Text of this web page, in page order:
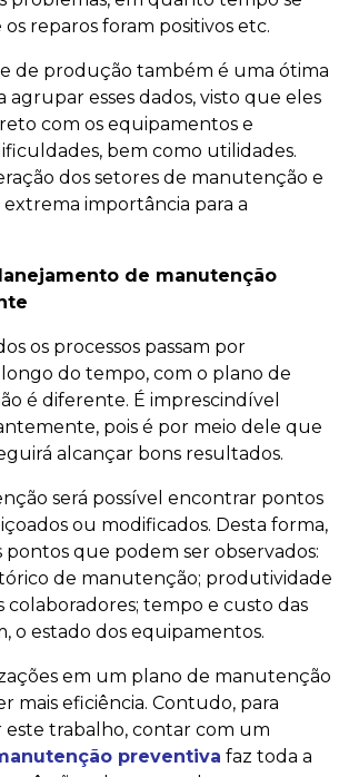
reparos foram positivos etc.
de produção também é uma ótima
agrupar esses dados, visto que eles
com os equipamentos e
bem como utilidades.
dos setores de manutenção e
importância para a
de manutenção
os processos passam por
do tempo, com o plano de
é diferente. É imprescindível
pois é por meio dele que
alcançar bons resultados.
será possível encontrar pontos
ou modificados. Desta forma,
que podem ser observados:
de manutenção; produtividade
colaboradores; tempo e custo das
o estado dos equipamentos.
em um plano de manutenção
mais eficiência. Contudo, para
trabalho, contar com um
preventiva faz toda a